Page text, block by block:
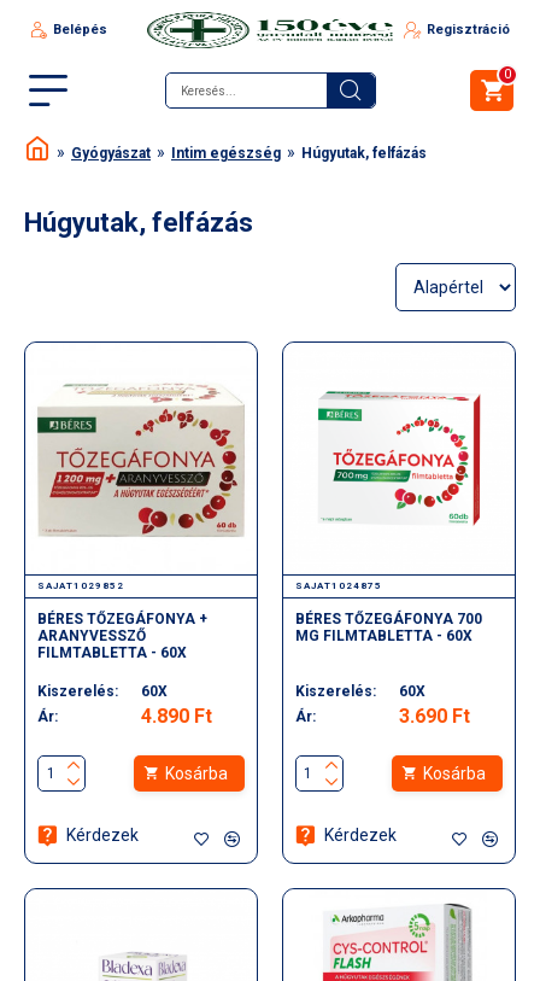
Belépés Regisztráció
0
Gyógyászat Intim egészség Húgyutak, felfázás
Húgyutak, felfázás
SAJAT1029852
BÉRES TŐZEGÁFONYA +
ARANYVESSZŐ
FILMTABLETTA - 60X
Kiszerelés:
60X
Ár:
4.890 Ft
Kosárba
Kérdezek
SAJAT1024875
BÉRES TŐZEGÁFONYA 700
MG FILMTABLETTA - 60X
Kiszerelés:
60X
Ár:
3.690 Ft
Kosárba
Kérdezek